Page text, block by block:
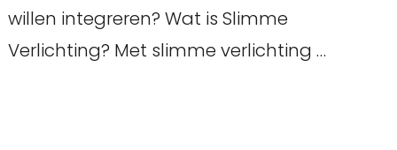
willen integreren? Wat is Slimme
Verlichting? Met slimme verlichting …